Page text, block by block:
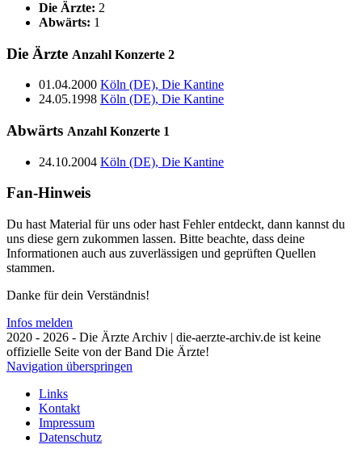
Die Ärzte: 2
Abwärts: 1
Die Ärzte Anzahl Konzerte 2
01.04.2000 Köln (DE), Die Kantine
24.05.1998 Köln (DE), Die Kantine
Abwärts Anzahl Konzerte 1
24.10.2004 Köln (DE), Die Kantine
Fan-Hinweis
Du hast Material für uns oder hast Fehler entdeckt, dann kannst du
uns diese gern zukommen lassen. Bitte beachte, dass deine
Informationen auch aus zuverlässigen und geprüften Quellen
stammen.
Danke für dein Verständnis!
Infos melden
2020 - 2026 - Die Ärzte Archiv | die-aerzte-archiv.de ist keine
offizielle Seite von der Band Die Ärzte!
Navigation überspringen
Links
Kontakt
Impressum
Datenschutz